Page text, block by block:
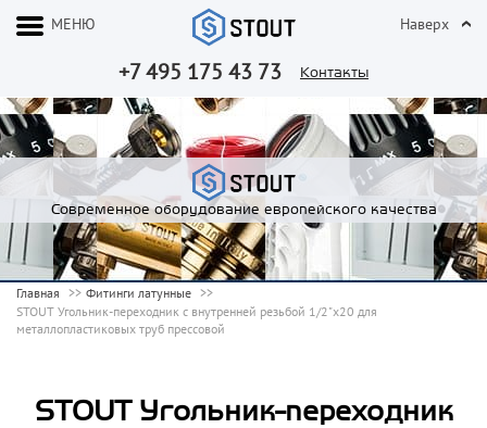
+7 495 175 43 73 Контакты
МЕНЮ Наверх
Современное оборудование европейского качества
Главная
Фитинги латунные
STOUT Угольник-переходник с внутренней резьбой 1/2"х20 для
металлопластиковых труб прессовой
STOUT Угольник-переходник